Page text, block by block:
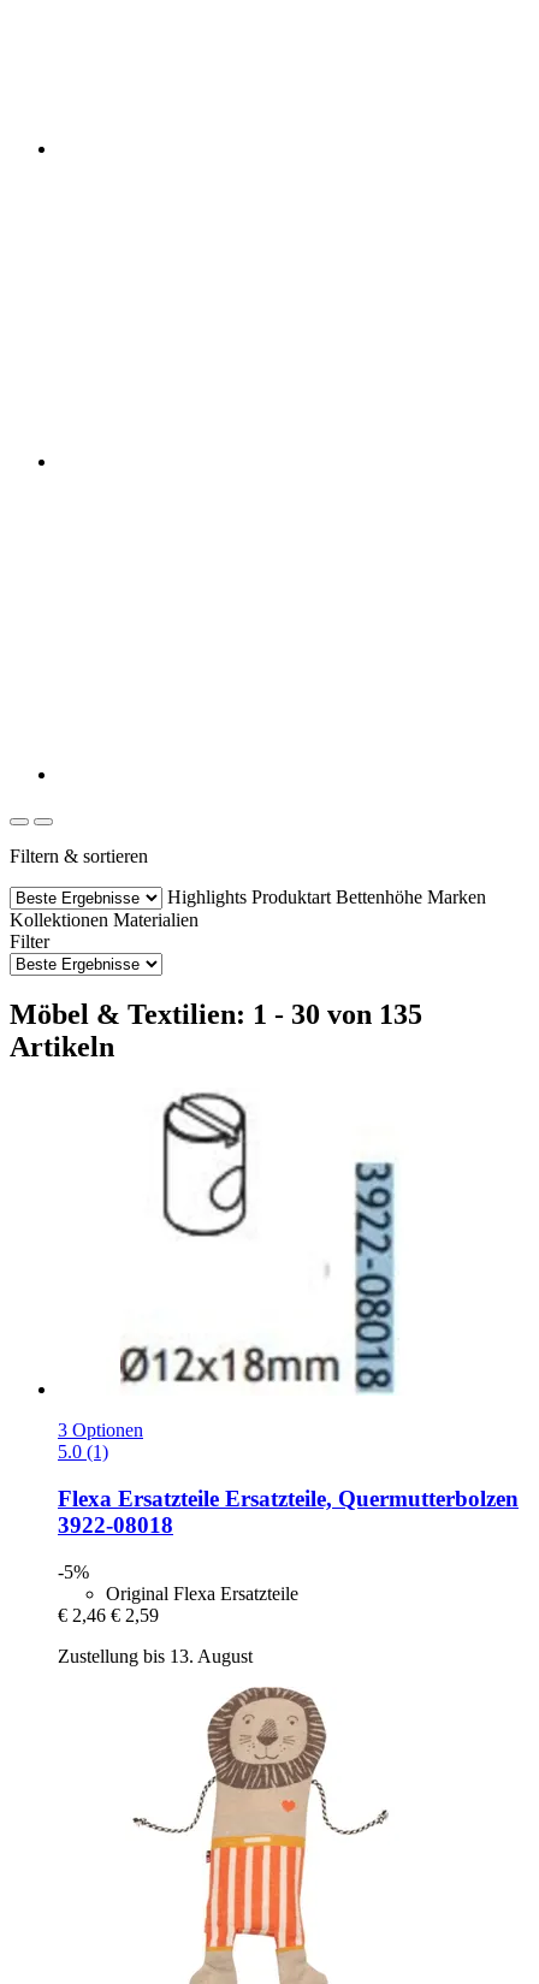
Filtern & sortieren
Highlights Produktart Bettenhöhe Marken
Kollektionen Materialien
Filter
Möbel & Textilien: 1 - 30 von 135
Artikeln
3 Optionen
5.0 (1)
Flexa Ersatzteile Ersatzteile, Quermutterbolzen
3922-​08018
-5%
Original Flexa Ersatzteile
€ 2,46 € 2,59
Zustellung bis 13. August